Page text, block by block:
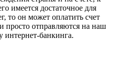
имеется достаточное для
то он может оплатить счет
отправляются на наш
интернет-банкинга.